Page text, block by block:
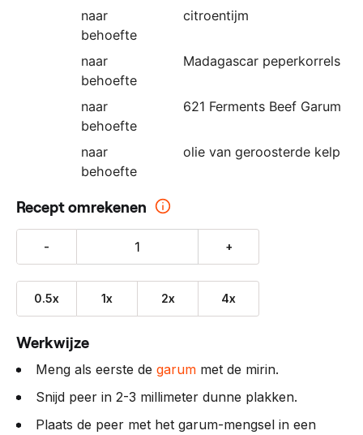
naar
behoefte
citroentijm
naar
behoefte
Madagascar peperkorrels
naar
behoefte
621 Ferments Beef Garum
naar
behoefte
olie van geroosterde kelp
Recept omrekenen
- +
0.5x 1x 2x 4x
Werkwijze
Meng als eerste de garum met de mirin.
Snijd peer in 2-3 millimeter dunne plakken.
Plaats de peer met het garum-mengsel in een